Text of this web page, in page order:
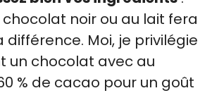
chocolat noir ou au lait fera
différence. Moi, je privilégie
un chocolat avec au
% de cacao pour un goût